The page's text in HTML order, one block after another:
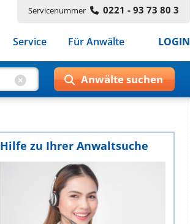
Servicenummer 0221 - 93 73 80 3
Service Für Anwälte LOGIN
Hilfe zu Ihrer Anwaltsuche